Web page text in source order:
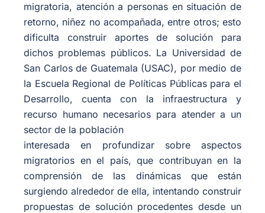
migratoria, atención a personas en situación de
retorno, niñez no acompañada, entre otros; esto
dificulta construir aportes de solución para
dichos problemas públicos. La Universidad de
San Carlos de Guatemala (USAC), por medio de
la Escuela Regional de Políticas Públicas para el
Desarrollo, cuenta con la infraestructura y
recurso humano necesarios para atender a un
sector de la población
interesada en profundizar sobre aspectos
migratorios en el país, que contribuyan en la
comprensión de las dinámicas que están
surgiendo alrededor de ella, intentando construir
propuestas de solución procedentes desde un